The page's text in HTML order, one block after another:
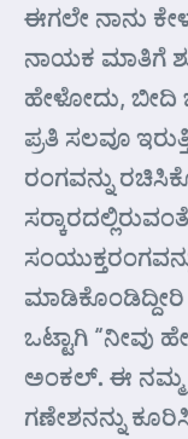
ಈಗಲೇ ನಾನು
ನಾಯಕ ಮಾತಿಗೆ
ಹೇಳೋದು, ಬೀದಿ
ಪ್ರತಿ ಸಲವೂ
ರಂಗವನ್ನು
ಮಾಡಿಕೊಂಡಿದ್ದೀರಿ
ಒಟ್ಟಾಗಿ “ನೀವು
ಅಂಕಲ್. ಈ ನಮ್ಮ
ಗಣೇಶನನ್ನು